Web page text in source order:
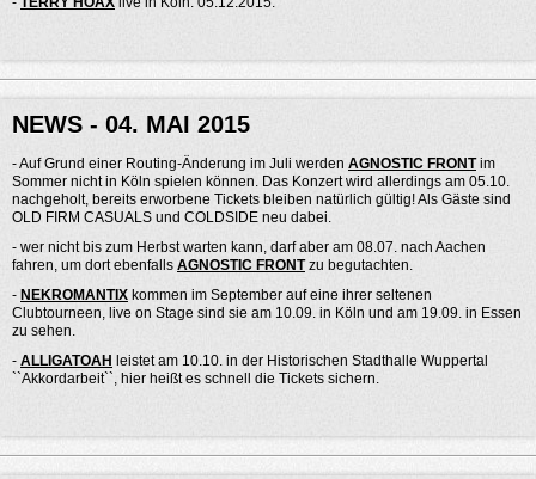
NEWS - 04. MAI 2015
- Auf Grund einer Routing-Änderung im Juli werden AGNOSTIC FRONTim
Sommer nicht in Köln spielen können. Das Konzert wird allerdings am 05.10.
nachgeholt, bereits erworbene Tickets bleiben natürlich gültig! Als Gäste sind
OLD FIRM CASUALS und COLDSIDE neu dabei.
- wer nicht bis zum Herbst warten kann, darf aber am 08.07. nach Aachen
fahren, um dort ebenfalls AGNOSTIC FRONTzu begutachten.
- NEKROMANTIX kommen im September auf eine ihrer seltenen
Clubtourneen, live on Stage sind sie am 10.09. in Köln und am 19.09. in Essen
zu sehen.
- ALLIGATOAH leistet am 10.10. in der Historischen Stadthalle Wuppertal
``Akkordarbeit``, hier heißt es schnell die Tickets sichern.